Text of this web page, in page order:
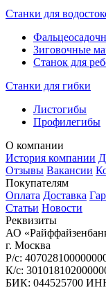
Станки для
Зиговочные
Станок для
Станки для гибки
Листогибы
Профилегибы
О компании
История компании
Отзывы Вакансии
Покупателям
Оплата Доставка
Статьи Новости
Реквизиты
АО
г. Москва
Р/с:
К/с:
БИК: 044525700